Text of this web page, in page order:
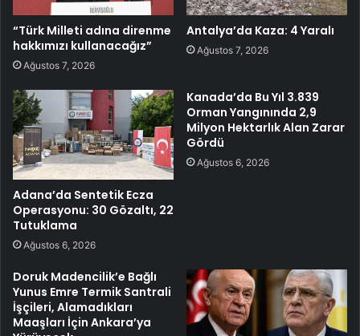
“Türk Milleti adına direnme
hakkımızı kullanacağız”
Ağustos 7, 2026
Antalya’da Kaza: 4 Yaralı
Ağustos 7, 2026
Adana’da Sentetik Ecza
Operasyonu: 30 Gözaltı, 22
Tutuklama
Ağustos 6, 2026
Kanada’da Bu Yıl 3.839
Orman Yangınında 2,9
Milyon Hektarlık Alan Zarar
Gördü
Ağustos 6, 2026
Doruk Madencilik’e Bağlı
Yunus Emre Termik Santrali
İşçileri, Alamadıkları
Maaşları İçin Ankara’ya